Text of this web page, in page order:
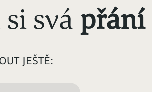
svá přání
JEŠTĚ: